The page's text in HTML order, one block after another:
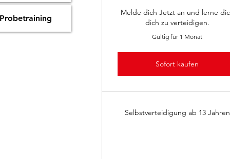
Melde dich Jetzt an und lerne
dich zu verteidigen.
Gültig für 1 Monat
Sofort kaufen
Selbstverteidigung ab 13 Jahren
Probetraining